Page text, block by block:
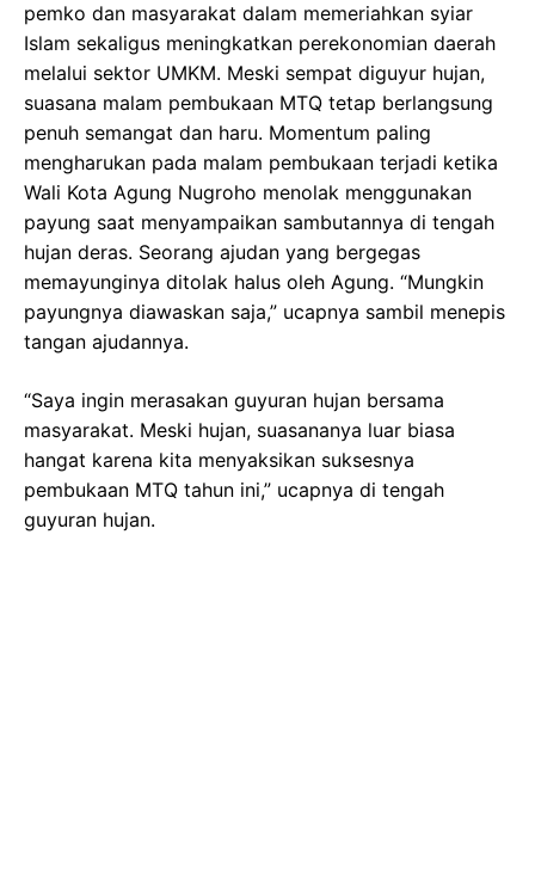
pemko dan masyarakat dalam memeriahkan syiar
Islam sekaligus meningkatkan perekonomian daerah
melalui sektor UMKM. Meski sempat diguyur hujan,
suasana malam pembukaan MTQ tetap berlangsung
penuh semangat dan haru. Momentum paling
mengharukan pada malam pembukaan terjadi ketika
Wali Kota Agung Nugroho menolak menggunakan
payung saat menyampaikan sambutannya di tengah
hujan deras. Seorang ajudan yang bergegas
memayunginya ditolak halus oleh Agung. “Mungkin
payungnya diawaskan saja,” ucapnya sambil menepis
tangan ajudannya.
“Saya ingin merasakan guyuran hujan bersama
masyarakat. Meski hujan, suasananya luar biasa
hangat karena kita menyaksikan suksesnya
pembukaan MTQ tahun ini,” ucapnya di tengah
guyuran hujan.